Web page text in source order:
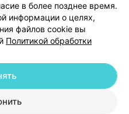
специалиста
Размещение рекламы
Публичный договор
в более позднее время.
информации о целях,
файлов cookie вы
Политикой обработки